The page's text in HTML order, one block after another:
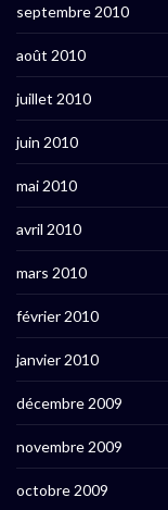
septembre 2010
août 2010
juillet 2010
juin 2010
mai 2010
avril 2010
mars 2010
février 2010
janvier 2010
décembre 2009
novembre 2009
octobre 2009